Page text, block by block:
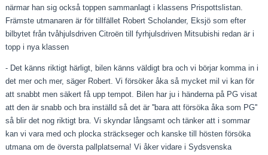
närmar han sig också toppen sammanlagt i klassens Prispottslistan.
Främste utmanaren är för tillfället Robert Scholander, Eksjö som efter
bilbytet från tvåhjulsdriven Citroën till fyrhjulsdriven Mitsubishi redan är i
topp i nya klassen
- Det känns riktigt härligt, bilen känns väldigt bra och vi börjar komma in i
det mer och mer, säger Robert. Vi försöker åka så mycket mil vi kan för
att snabbt men säkert få upp tempot. Bilen har ju i händerna på PG visat
att den är snabb och bra inställd så det är ''bara att försöka åka som PG''
så blir det nog riktigt bra. Vi skyndar långsamt och tänker att i sommar
kan vi vara med och plocka sträckseger och kanske till hösten försöka
utmana om de översta pallplatserna! Vi åker vidare i Sydsvenska